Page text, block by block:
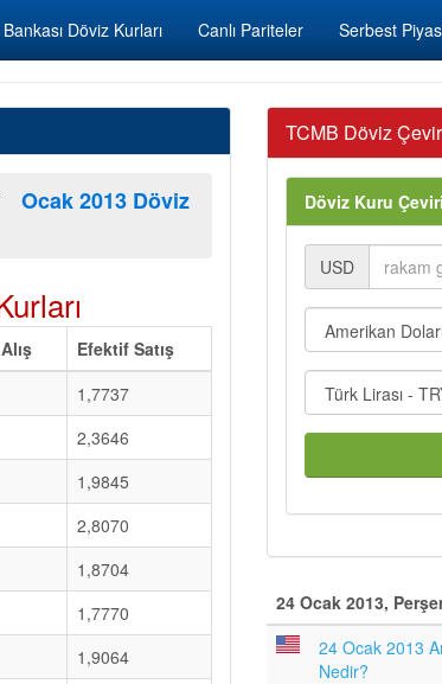
Döviz Kurları Canlı Pariteler Serbest
Ocak 2013 Döviz
Efektif Satış
1,7737
2,3646
1,9845
2,8070
1,8704
1,7770
1,9064
TCMB Döviz
Döviz Kuru
USD
24 Ocak 2013,
24 Ocak 2013
Nedir?